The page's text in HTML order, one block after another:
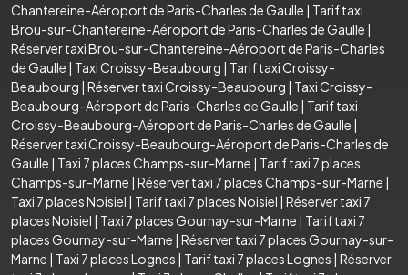
Chantereine-Aéroport de Paris-Charles de Gaulle | Tarif taxi
Brou-sur-Chantereine-Aéroport de Paris-Charles de Gaulle |
Réserver taxi Brou-sur-Chantereine-Aéroport de Paris-Charles
de Gaulle | Taxi Croissy-Beaubourg | Tarif taxi Croissy-
Beaubourg | Réserver taxi Croissy-Beaubourg | Taxi Croissy-
Beaubourg-Aéroport de Paris-Charles de Gaulle | Tarif taxi
Croissy-Beaubourg-Aéroport de Paris-Charles de Gaulle |
Réserver taxi Croissy-Beaubourg-Aéroport de Paris-Charles de
Gaulle | Taxi 7 places Champs-sur-Marne | Tarif taxi 7 places
Champs-sur-Marne | Réserver taxi 7 places Champs-sur-Marne |
Taxi 7 places Noisiel | Tarif taxi 7 places Noisiel | Réserver taxi 7
places Noisiel | Taxi 7 places Gournay-sur-Marne | Tarif taxi 7
places Gournay-sur-Marne | Réserver taxi 7 places Gournay-sur-
Marne | Taxi 7 places Lognes | Tarif taxi 7 places Lognes | Réserver